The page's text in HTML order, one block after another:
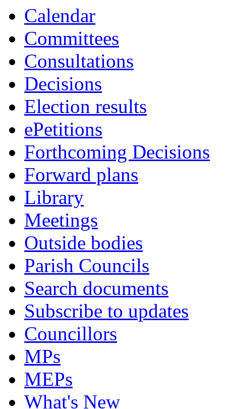
Calendar
Committees
Consultations
Decisions
Election results
ePetitions
Forthcoming Decisions
Forward plans
Library
Meetings
Outside bodies
Parish Councils
Search documents
Subscribe to updates
Councillors
MPs
MEPs
What's New